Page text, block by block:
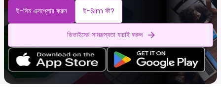
ই-সিম এক্সপ্লোর করুন ই-Sim কী?
ডিভাইসের সামঞ্জস্যতা যাচাই করুন